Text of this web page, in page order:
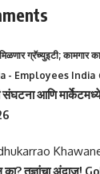
ग्रॅच्युइटी; कामगार
- Employees India
संघटना आणि
का? तज्ञांचा